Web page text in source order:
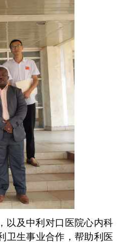
以及中利对口医院心内科
卫生事业合作，帮助利医